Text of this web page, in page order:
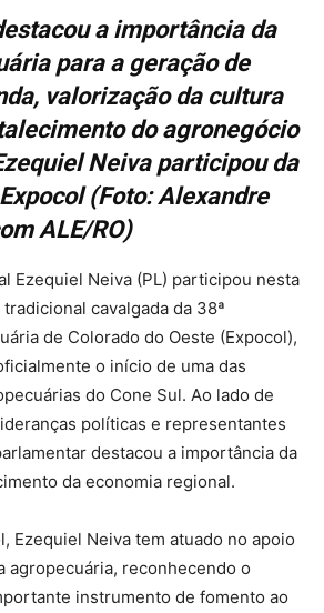
a importância da
para a geração de
valorização da cultura
do agronegócio
Neiva participou da
(Foto: Alexandre
ALE/RO)
Ezequiel Neiva (PL) participou nesta
cavalgada da 38ª
de Colorado do Oeste (Expocol),
o início de uma das
do Cone Sul. Ao lado de
políticas e representantes
destacou a importância da
da economia regional.
Ezequiel Neiva tem atuado no apoio
agropecuária, reconhecendo o
instrumento de fomento ao